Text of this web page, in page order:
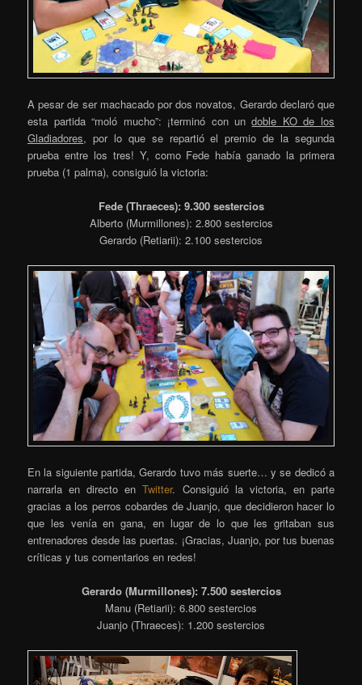
A pesar de ser machacado por dos novatos, Gerardo declaró que
esta partida “moló mucho”: ¡terminó con undoble KO de los
Gladiadores, por lo que se repartió el premio de la segunda
prueba entre los tres! Y, como Fede había ganado la primera
prueba (1 palma), consiguió la victoria:
Fede (Thraeces): 9.300 sestercios
Alberto (Murmillones): 2.800 sestercios
Gerardo (Retiarii): 2.100 sestercios
En la siguiente partida, Gerardo tuvo más suerte… y se dedicó a
narrarla en directo enTwitter. Consiguió la victoria, en parte
gracias a los perros cobardes de Juanjo, que decidieron hacer lo
que les venía en gana, en lugar de lo que les gritaban sus
entrenadores desde las puertas. ¡Gracias, Juanjo, por tus buenas
críticas y tus comentarios en redes!
Gerardo (Murmillones): 7.500 sestercios
Manu (Retiarii): 6.800 sestercios
Juanjo (Thraeces): 1.200 sestercios